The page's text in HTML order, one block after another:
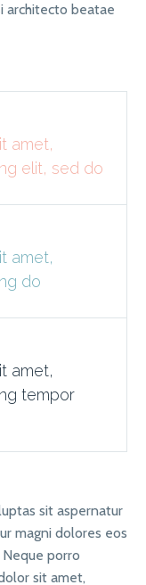
architecto beatae
amet,
elit, sed do
amet,
do
amet,
tempor
sit aspernatur
magni dolores eos
porro
sit amet,